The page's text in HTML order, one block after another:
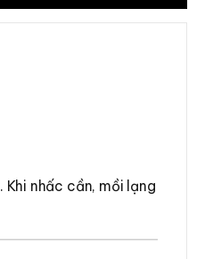
. Khi nhấc cần, mồi lạng